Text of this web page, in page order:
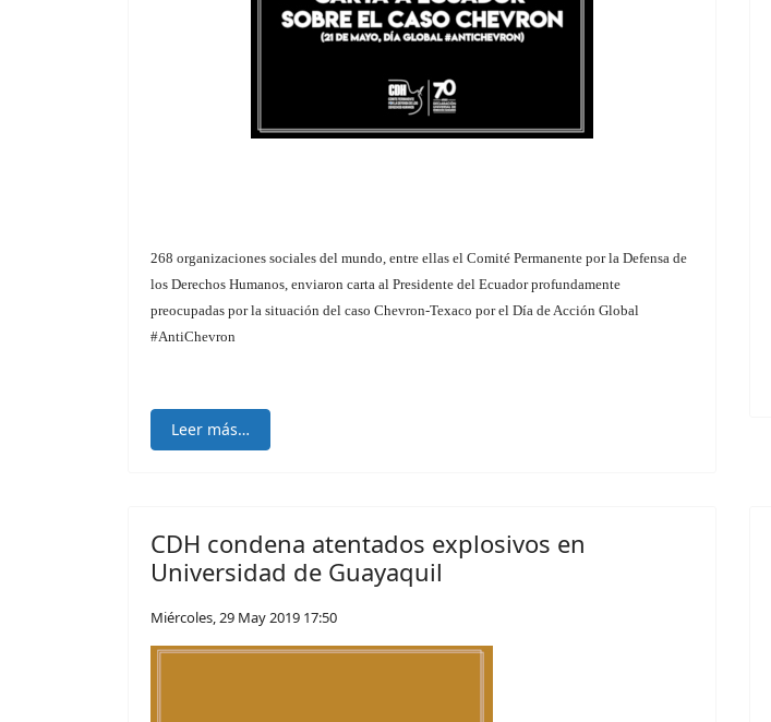
268 organizaciones sociales del mundo, entre ellas el Comité Permanente por la Defensa de
los Derechos Humanos, enviaron carta al Presidente del Ecuador profundamente
preocupadas por la situación del caso Chevron-Texaco por el Día de Acción Global
#AntiChevron
Leer más…
CDH condena atentados explosivos en
Universidad de Guayaquil
Miércoles, 29 May 2019 17:50